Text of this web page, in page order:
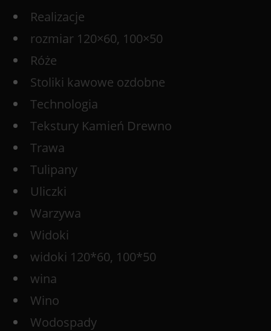
Realizacje
rozmiar 120×60, 100×50
Róże
Stoliki kawowe ozdobne
Technologia
Tekstury Kamień Drewno
Trawa
Tulipany
Uliczki
Warzywa
Widoki
widoki 120*60, 100*50
wina
Wino
Wodospady